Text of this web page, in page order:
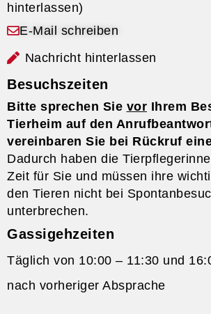
hinterlassen)
E-Mail schreiben
Nachricht hinterlassen
Besuchszeiten
Bitte sprechen Sie vor Ihrem
Tierheim auf den
vereinbaren Sie bei Rückruf
Dadurch haben die
Zeit für Sie und müssen ihre
den Tieren nicht bei
unterbrechen.
Gassigehzeiten
Täglich von 10:00 – 11:30 und
nach vorheriger Absprache